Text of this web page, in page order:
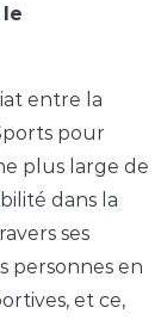
entre la
pour
plus large de
dans la
ses
personnes en
et ce,